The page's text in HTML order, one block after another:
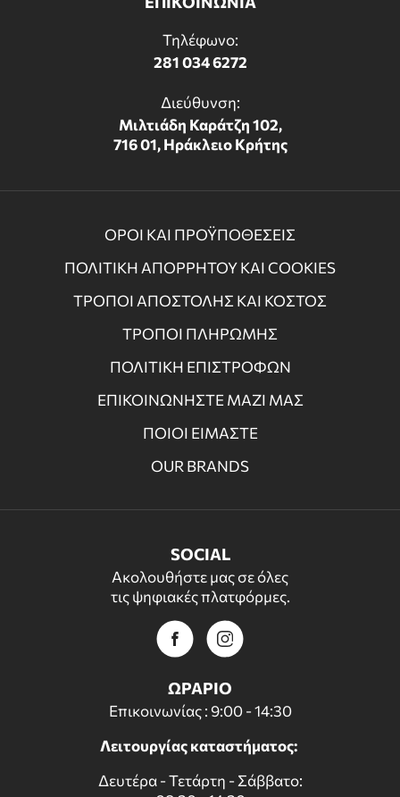
Τηλέφωνο:
281 034 6272
Διεύθυνση:
Μιλτιάδη Καράτζη 102,
716 01, Ηράκλειο Κρήτης
ΟΡΟΙ ΚΑΙ ΠΡΟΫΠΟΘΕΣΕΙΣ
ΠΟΛΙΤΙΚΗ ΑΠΟΡΡΗΤΟΥ ΚΑΙ COOKIES
ΤΡΟΠΟΙ ΑΠΟΣΤΟΛΗΣ ΚΑΙ ΚΟΣΤΟΣ
ΤΡΟΠΟΙ ΠΛΗΡΩΜΗΣ
ΠΟΛΙΤΙΚΗ ΕΠΙΣΤΡΟΦΩΝ
ΕΠΙΚΟΙΝΩΝΗΣΤΕ ΜΑΖΙ ΜΑΣ
ΠΟΙΟΙ ΕΙΜΑΣΤΕ
OUR BRANDS
SOCIAL
Ακολουθήστε μας σε όλες
τις ψηφιακές πλατφόρμες.
ΩΡΑΡΙΟ
Επικοινωνίας : 9:00 - 14:30
Λειτουργίας καταστήματος:
Δευτέρα - Τετάρτη - Σάββατο: